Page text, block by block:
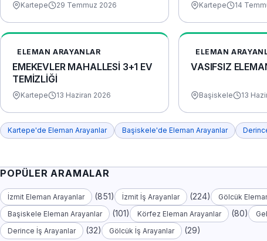
Kartepe 29 Temmuz 2026 Kartepe 14
ELEMAN ARAYANLAR
EMEKEVLER MAHALLESİ 3+1 EV
TEMİZLİĞİ
Kartepe 13 Haziran 2026
ELEMAN
VASIFSIZ
Başiskele 13
Kartepe'de Eleman Arayanlar Başiskele'de Eleman Arayanlar
POPÜLER ARAMALAR
İzmit Eleman Arayanlar (851) İzmit İş Arayanlar (224) Gölcük
Başiskele Eleman Arayanlar (101) Körfez Eleman Arayanlar (80)
Derince İş Arayanlar (32) Gölcük İş Arayanlar (29)